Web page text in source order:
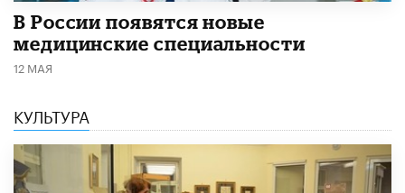
В России появятся новые
медицинские специальности
12 МАЯ
КУЛЬТУРА